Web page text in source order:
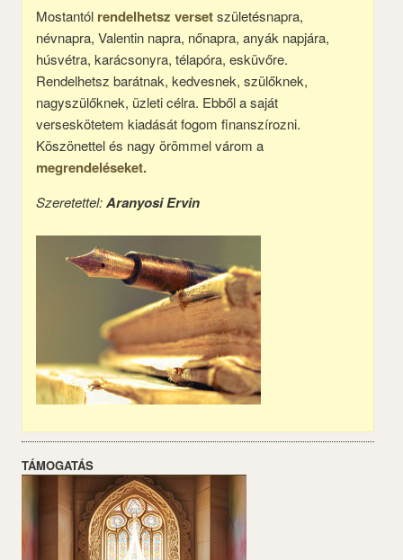
Mostantól rendelhetsz versetszületésnapra,
névnapra, Valentin napra, nőnapra, anyák napjára,
húsvétra, karácsonyra, télapóra, esküvőre.
Rendelhetsz barátnak, kedvesnek, szülőknek,
nagyszülőknek, üzleti célra. Ebből a saját
verseskötetem kiadását fogom finanszírozni.
Köszönettel és nagy örömmel várom a
megrendeléseket.
Szeretettel:Aranyosi Ervin
TÁMOGATÁS